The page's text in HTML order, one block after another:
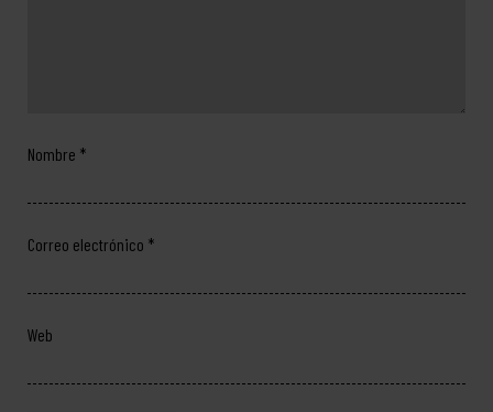
Nombre *
Correo electrónico *
Web